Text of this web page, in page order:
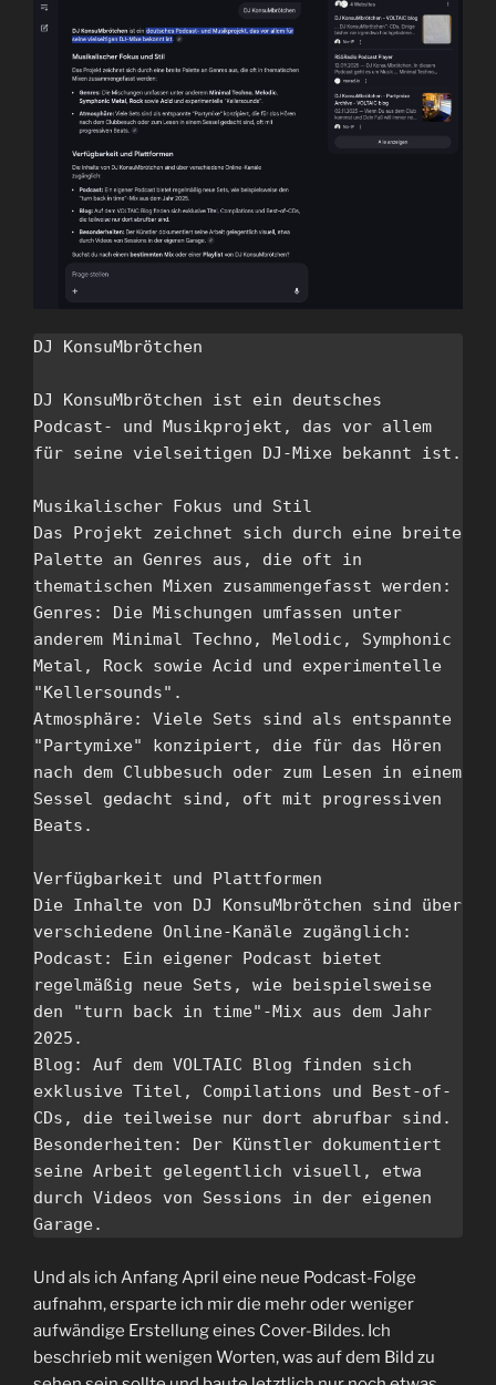
DJ KonsuMbrötchen
DJ KonsuMbrötchen ist ein deutsches
Podcast- und Musikprojekt, das vor allem
für seine vielseitigen DJ-Mixe bekannt ist.
Musikalischer Fokus und Stil
Das Projekt zeichnet sich durch eine breite
Palette an Genres aus, die oft in
thematischen Mixen zusammengefasst werden:
Genres: Die Mischungen umfassen unter
anderem Minimal Techno, Melodic, Symphonic
Metal, Rock sowie Acid und experimentelle
"Kellersounds".
Atmosphäre: Viele Sets sind als entspannte
"Partymixe" konzipiert, die für das Hören
nach dem Clubbesuch oder zum Lesen in einem
Sessel gedacht sind, oft mit progressiven
Beats.
Verfügbarkeit und Plattformen
Die Inhalte von DJ KonsuMbrötchen sind über
verschiedene Online-Kanäle zugänglich:
Podcast: Ein eigener Podcast bietet
regelmäßig neue Sets, wie beispielsweise
den "turn back in time"-Mix aus dem Jahr
2025.
Blog: Auf dem VOLTAIC Blog finden sich
exklusive Titel, Compilations und Best-of-
CDs, die teilweise nur dort abrufbar sind.
Besonderheiten: Der Künstler dokumentiert
seine Arbeit gelegentlich visuell, etwa
durch Videos von Sessions in der eigenen
Garage.
Und als ich Anfang April eine neue Podcast-Folge
aufnahm, ersparte ich mir die mehr oder weniger
aufwändige Erstellung eines Cover-Bildes. Ich
beschrieb mit wenigen Worten, was auf dem Bild zu